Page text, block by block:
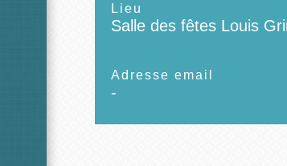
Lieu
Salle des fêtes Louis
Adresse email
-